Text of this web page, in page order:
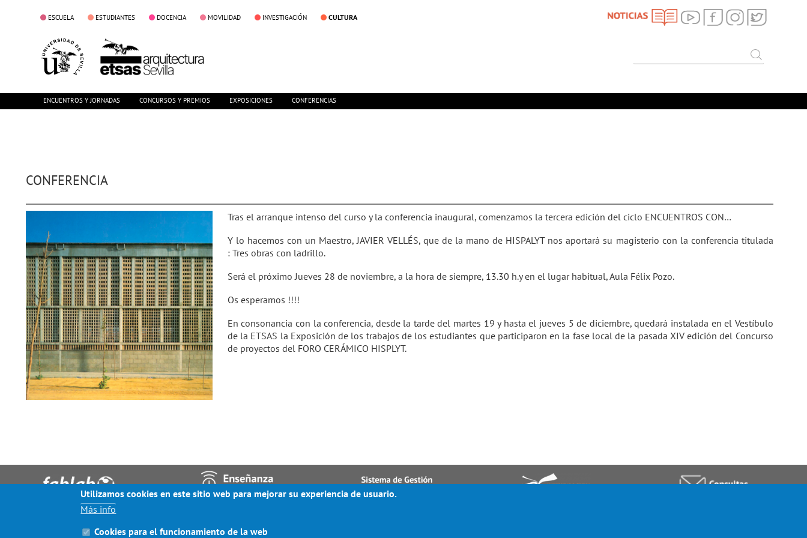
ESCUELA ESTUDIANTES DOCENCIA MOVILIDAD INVESTIGACIÓN CULTURA
ENCUENTROS Y JORNADAS CONCURSOS Y PREMIOS EXPOSICIONES CONFERENCIAS
CONFERENCIA
Tras el arranque intenso del curso y la conferencia inaugural, comenzamos la tercera edición del ciclo ENCUENTROS CON…
Y lo hacemos con un Maestro, JAVIER VELLÉS, que de la mano de HISPALYT nos aportará su magisterio con la conferencia titulada
: Tres obras con ladrillo.
Será el próximo Jueves 28 de noviembre, a la hora de siempre, 13.30 h.y en el lugar habitual, Aula Félix Pozo.
Os esperamos !!!!
En consonancia con la conferencia, desde la tarde del martes 19 y hasta el jueves 5 de diciembre, quedará instalada en el Vestíbulo
de la ETSAS la Exposición de los trabajos de los estudiantes que participaron en la fase local de la pasada XIV edición del Concurso
de proyectos del FORO CERÁMICO HISPLYT.
Utilizamos cookies en este sitio web para mejorar su experiencia de usuario.
Más info
Cookies para el funcionamiento de la web